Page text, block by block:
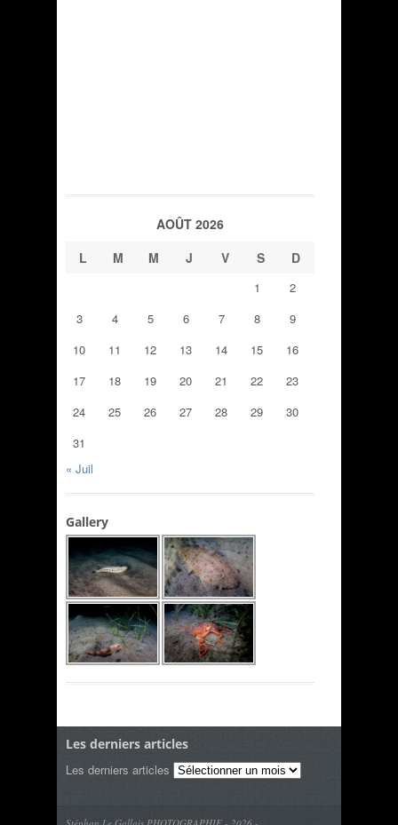
AOÛT 2026
L
M M J V S D
1
2
3
4 5 6 7 8
9
10
11 12 13 14 15
16
17
18 19 20 21 22
23
24
25 26 27 28 29
30
31
« Juil
Gallery
Les derniers articles
Les derniers articles